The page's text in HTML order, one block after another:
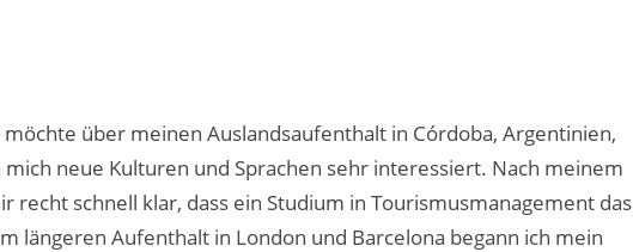
über meinen Auslandsaufenthalt in Córdoba, Argentinien,
neue Kulturen und Sprachen sehr interessiert. Nach meinem
recht schnell klar, dass ein Studium in Tourismusmanagement das
längeren Aufenthalt in London und Barcelona begann ich mein